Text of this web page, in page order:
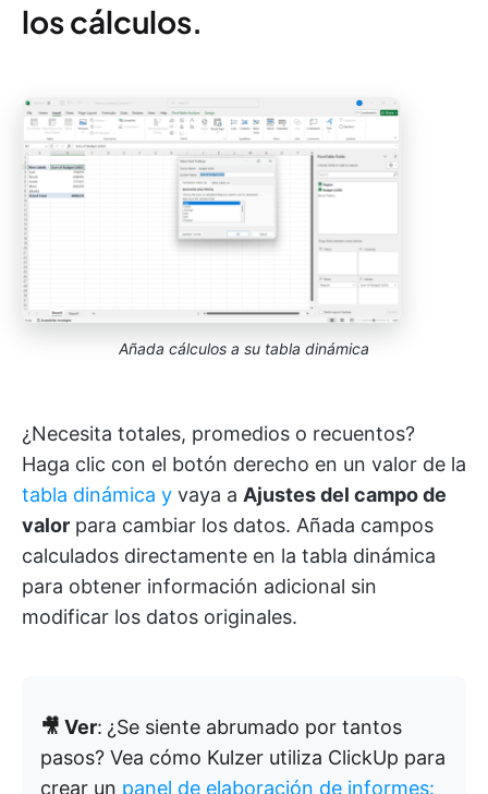
los cálculos.
Añada cálculos a su tabla dinámica
¿Necesita totales, promedios o recuentos?
Haga clic con el botón derecho en un valor de la
tabla dinámica y vaya a Ajustes del campo de
valor para cambiar los datos. Añada campos
calculados directamente en la tabla dinámica
para obtener información adicional sin
modificar los datos originales.
🎥 Ver: ¿Se siente abrumado por tantos
pasos? Vea cómo Kulzer utiliza ClickUp para
crear un panel de elaboración de informes: